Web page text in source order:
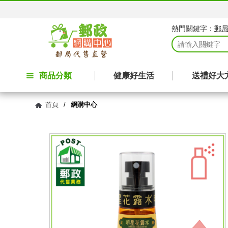
熱門關鍵字： 郵
商品分類 健康好生活 送禮好大
首頁 / 網購中心